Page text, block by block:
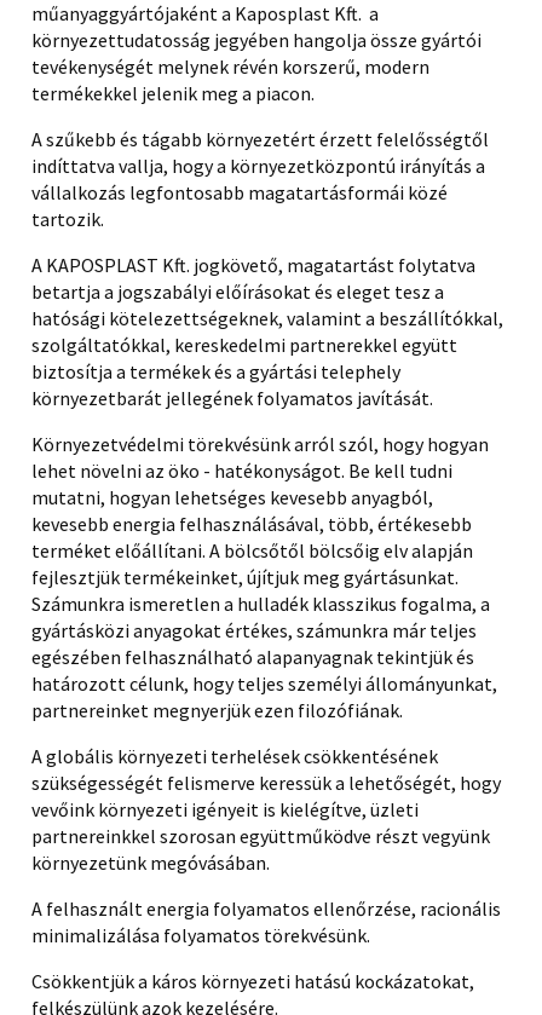
műanyaggyártójaként a Kaposplast Kft. a
környezettudatosság jegyében hangolja össze gyártói
tevékenységét melynek révén korszerű, modern
termékekkel jelenik meg a piacon.
A szűkebb és tágabb környezetért érzett felelősségtől
indíttatva vallja, hogy a környezetközpontú irányítás a
vállalkozás legfontosabb magatartásformái közé
tartozik.
A KAPOSPLAST Kft. jogkövető, magatartást folytatva
betartja a jogszabályi előírásokat és eleget tesz a
hatósági kötelezettségeknek, valamint a beszállítókkal,
szolgáltatókkal, kereskedelmi partnerekkel együtt
biztosítja a termékek és a gyártási telephely
környezetbarát jellegének folyamatos javítását.
Környezetvédelmi törekvésünk arról szól, hogy hogyan
lehet növelni az öko - hatékonyságot. Be kell tudni
mutatni, hogyan lehetséges kevesebb anyagból,
kevesebb energia felhasználásával, több, értékesebb
terméket előállítani. A bölcsőtől bölcsőig elv alapján
fejlesztjük termékeinket, újítjuk meg gyártásunkat.
Számunkra ismeretlen a hulladék klasszikus fogalma, a
gyártásközi anyagokat értékes, számunkra már teljes
egészében felhasználható alapanyagnak tekintjük és
határozott célunk, hogy teljes személyi állományunkat,
partnereinket megnyerjük ezen filozófiának.
A globális környezeti terhelések csökkentésének
szükségességét felismerve keressük a lehetőségét, hogy
vevőink környezeti igényeit is kielégítve, üzleti
partnereinkkel szorosan együttműködve részt vegyünk
környezetünk megóvásában.
A felhasznált energia folyamatos ellenőrzése, racionális
minimalizálása folyamatos törekvésünk.
Csökkentjük a káros környezeti hatású kockázatokat,
felkészülünk azok kezelésére.